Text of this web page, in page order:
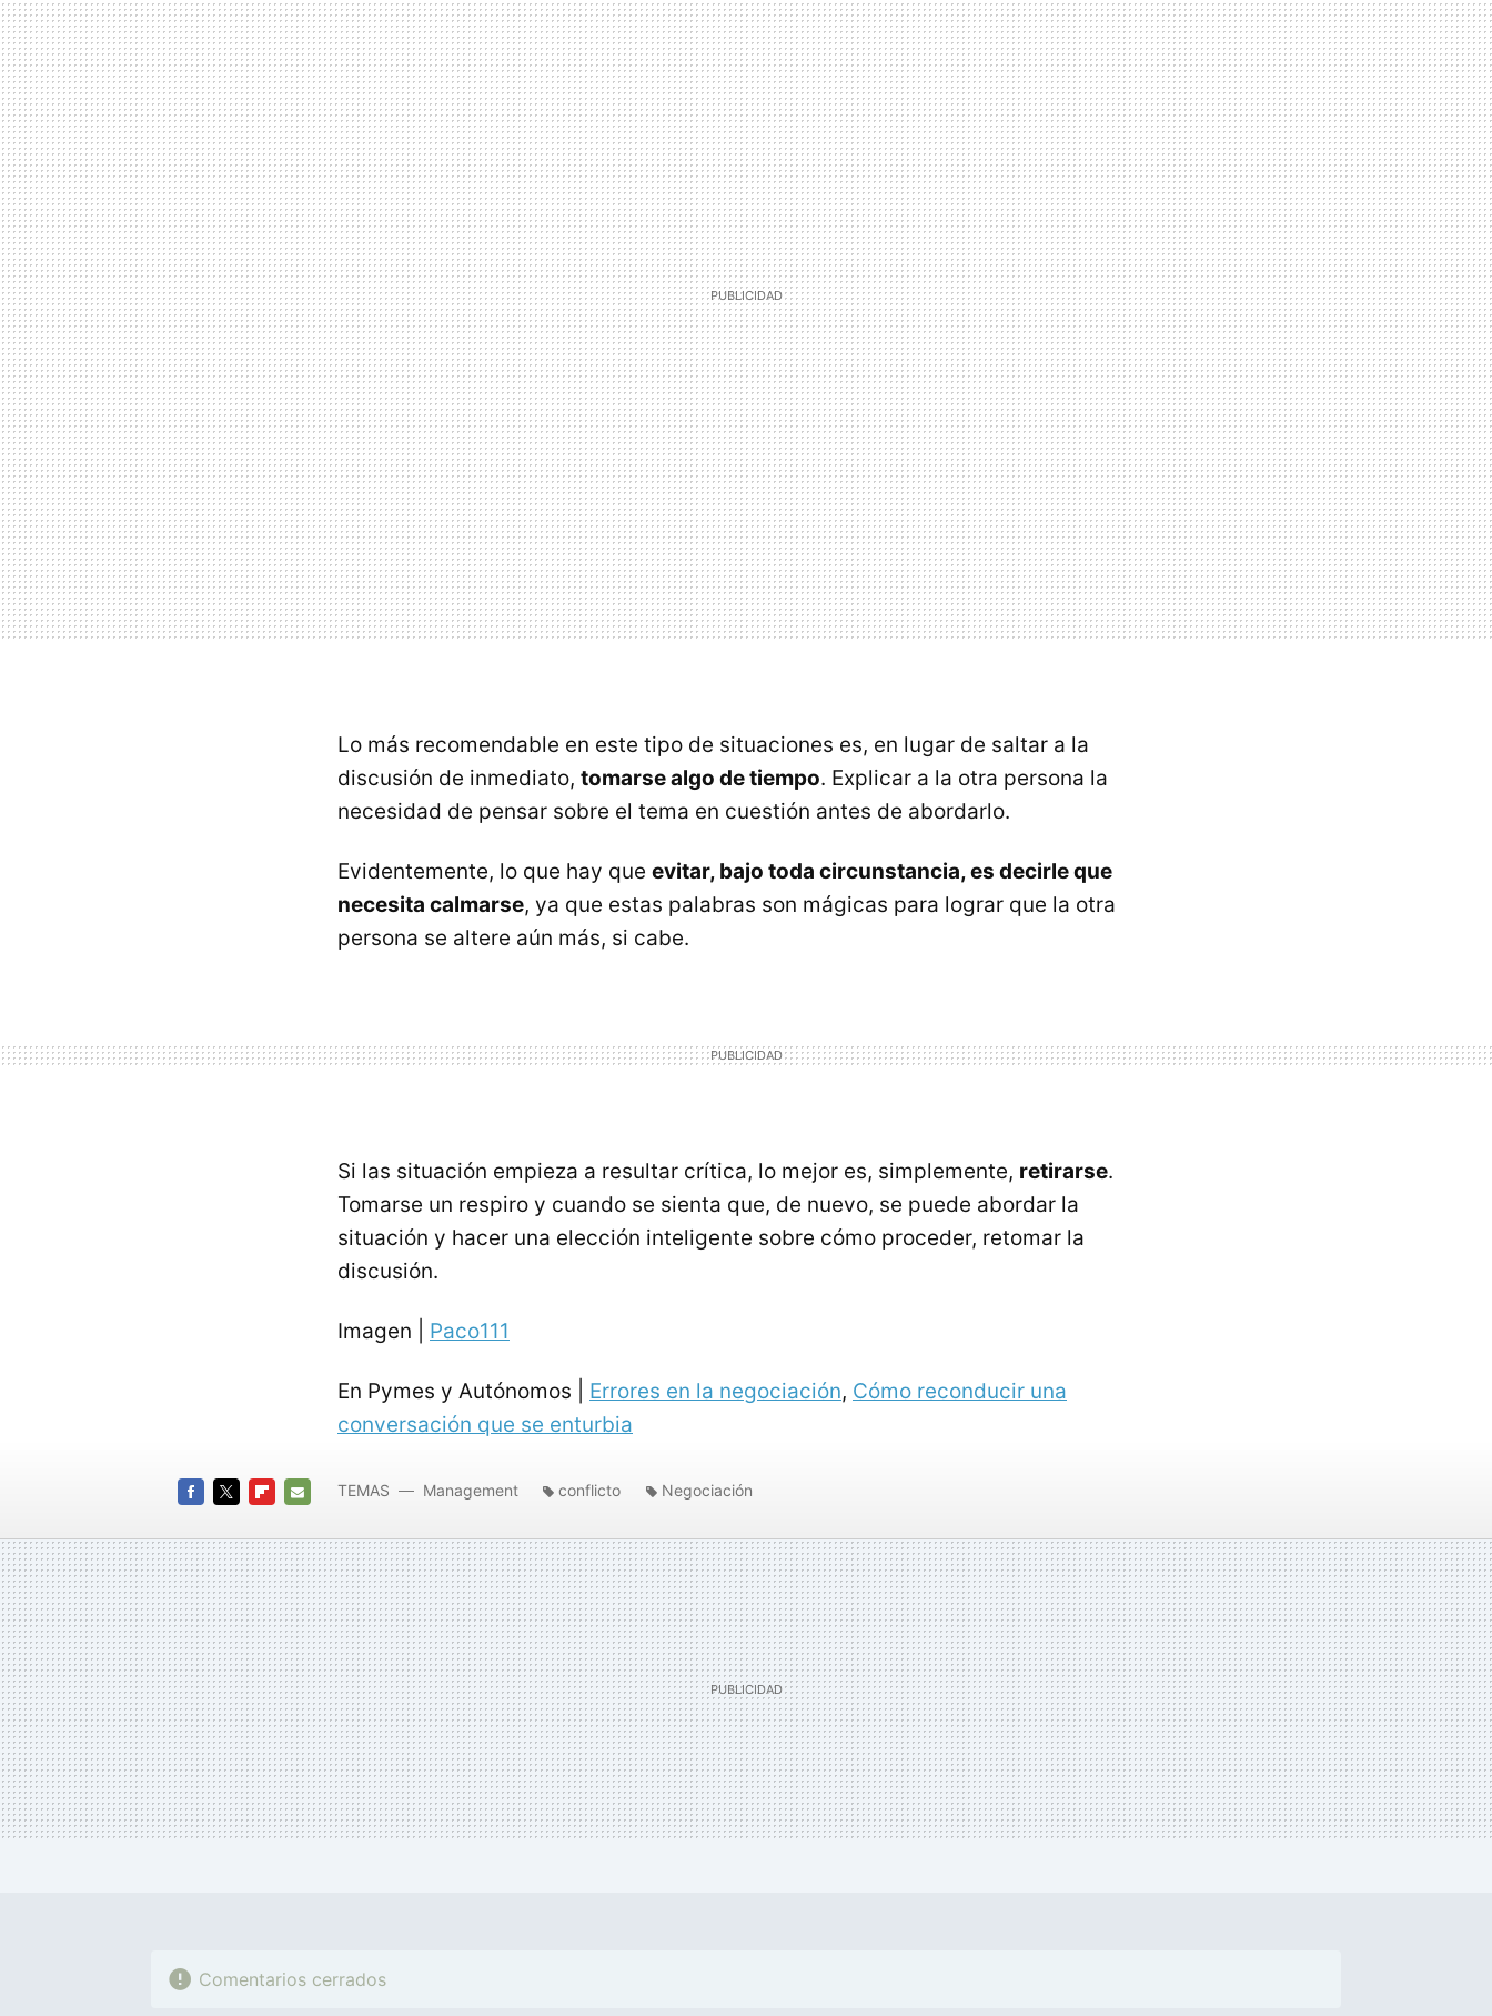
Lo más recomendable en este tipo de situaciones es, en lugar de saltar a la
discusión de inmediato, tomarse algo de tiempo. Explicar a la otra persona la
necesidad de pensar sobre el tema en cuestión antes de abordarlo.
Evidentemente, lo que hay que evitar, bajo toda circunstancia, es decirle que
necesita calmarse, ya que estas palabras son mágicas para lograr que la otra
persona se altere aún más, si cabe.
Si las situación empieza a resultar crítica, lo mejor es, simplemente, retirarse.
Tomarse un respiro y cuando se sienta que, de nuevo, se puede abordar la
situación y hacer una elección inteligente sobre cómo proceder, retomar la
discusión.
Imagen | Paco111
En Pymes y Autónomos | Errores en la negociación, Cómo reconducir una
conversación que se enturbia
MAIL
TEMAS Management conflicto Negociación
Comentarios cerrados